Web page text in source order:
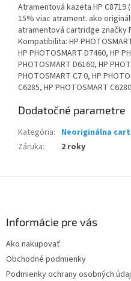
Atramentová kazeta HP C8719
15% viac atrament. ako
atramentová cartridge značky
Kompatibilita: HP
HP PHOTOSMART D7460, HP
PHOTOSMART D6160, HP
PHOTOSMART C7 0, HP
C6285, HP PHOTOSMART
Dodatočné parametre
Kategória: Neoriginálna
Záruka: 2 roky
Informácie pre vás
Ako nakupovať
Obchodné podmienky
Podmienky ochrany osobných